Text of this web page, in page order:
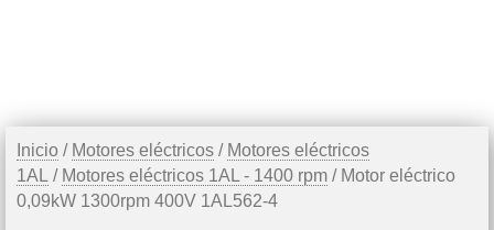
Inicio / Motores eléctricos / Motores eléctricos
1AL / Motores eléctricos 1AL - 1400 rpm / Motor eléctrico
0,09kW 1300rpm 400V 1AL562-4